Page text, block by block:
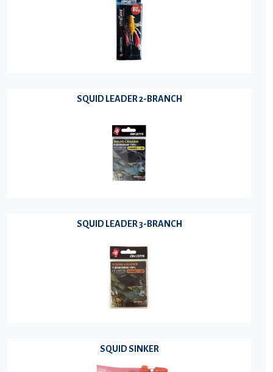
SQUID LEADER 2-BRANCH
SQUID LEADER 3-BRANCH
SQUID SINKER